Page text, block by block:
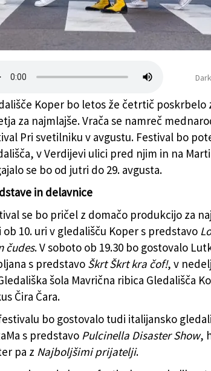
KOPER)
Koper bo letos že četrtič poskrbelo
za najmlajše. Vrača se namreč
Pri svetilniku v avgustu. Festival bo
v Verdijevi ulici pred njim in na
se bo od jutri do 29. avgusta.
in delavnice
se bo pričel z domačo produkcijo za
ob 10. uri v gledališču Koper s predstavo
čudes. V soboto ob 19.30 bo gostovalo
s predstavo Škrt Škrt kra čof!, v
šola Mavrična ribica Gledališča
Čira Čara.
bo gostovalo tudi italijansko
s predstavo Pulcinella Disaster Show,
pa z Najboljšimi prijatelji.